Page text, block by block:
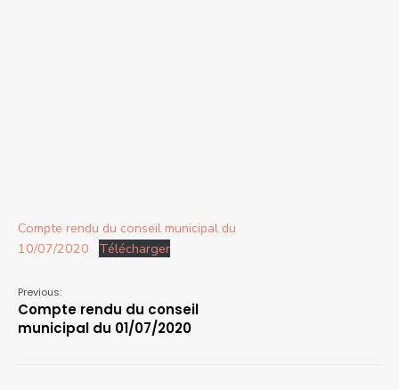
Compte rendu du conseil municipal du
10/07/2020
Télécharger
Previous:
Compte rendu du conseil
municipal du 01/07/2020